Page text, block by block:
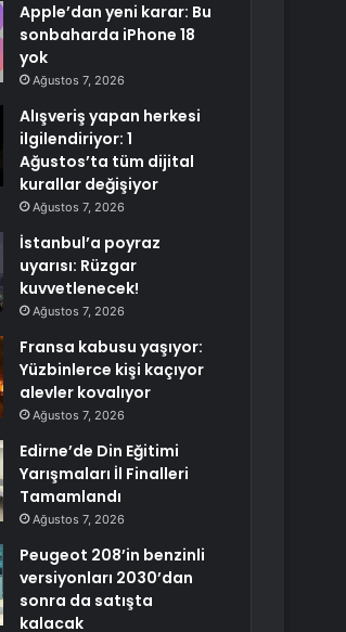
Apple’dan yeni karar: Bu
sonbaharda iPhone 18
yok
Ağustos 7, 2026
Alışveriş yapan herkesi
ilgilendiriyor: 1
Ağustos’ta tüm dijital
kurallar değişiyor
Ağustos 7, 2026
İstanbul’a poyraz
uyarısı: Rüzgar
kuvvetlenecek!
Ağustos 7, 2026
Fransa kabusu yaşıyor:
Yüzbinlerce kişi kaçıyor
alevler kovalıyor
Ağustos 7, 2026
Edirne’de Din Eğitimi
Yarışmaları İl Finalleri
Tamamlandı
Ağustos 7, 2026
Peugeot 208’in benzinli
versiyonları 2030’dan
sonra da satışta
kalacak